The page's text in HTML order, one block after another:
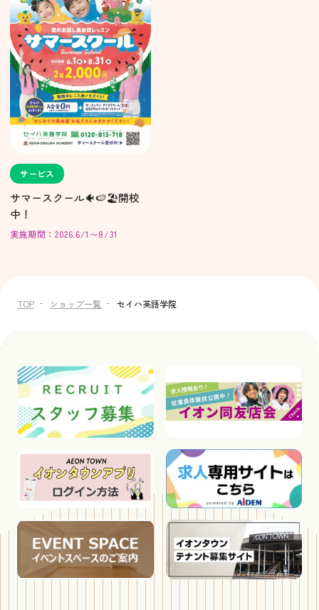
サービス
サマースクール🐠🍉🏖️開校
中！
実施期間：2026.6/1〜8/31
TOP ショップ一覧 セイハ英語学院